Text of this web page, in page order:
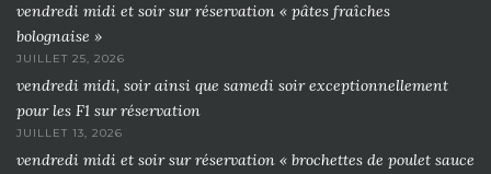
vendredi midi et soir sur réservation « pâtes fraîches
bolognaise »
JUILLET 25, 2026
vendredi midi, soir ainsi que samedi soir exceptionnellement
pour les F1 sur réservation
JUILLET 13, 2026
vendredi midi et soir sur réservation « brochettes de poulet sauce